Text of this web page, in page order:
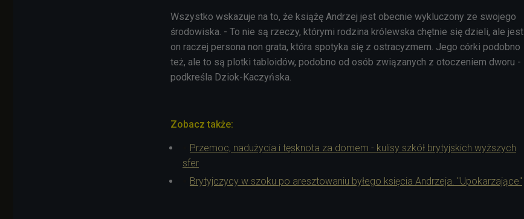
Wszystko wskazuje na to, że książę Andrzej jest obecnie wykluczony ze swojego
środowiska. - To nie są rzeczy, którymi rodzina królewska chętnie się dzieli, ale jest
on raczej persona non grata, która spotyka się z ostracyzmem. Jego córki podobno
też, ale to są plotki tabloidów, podobno od osób związanych z otoczeniem dworu -
podkreśla Dziok-Kaczyńska.
Zobacz także:
Przemoc, nadużycia i tęsknota za domem - kulisy szkół brytyjskich wyższych
sfer
Brytyjczycy w szoku po aresztowaniu byłego księcia Andrzeja. "Upokarzające"